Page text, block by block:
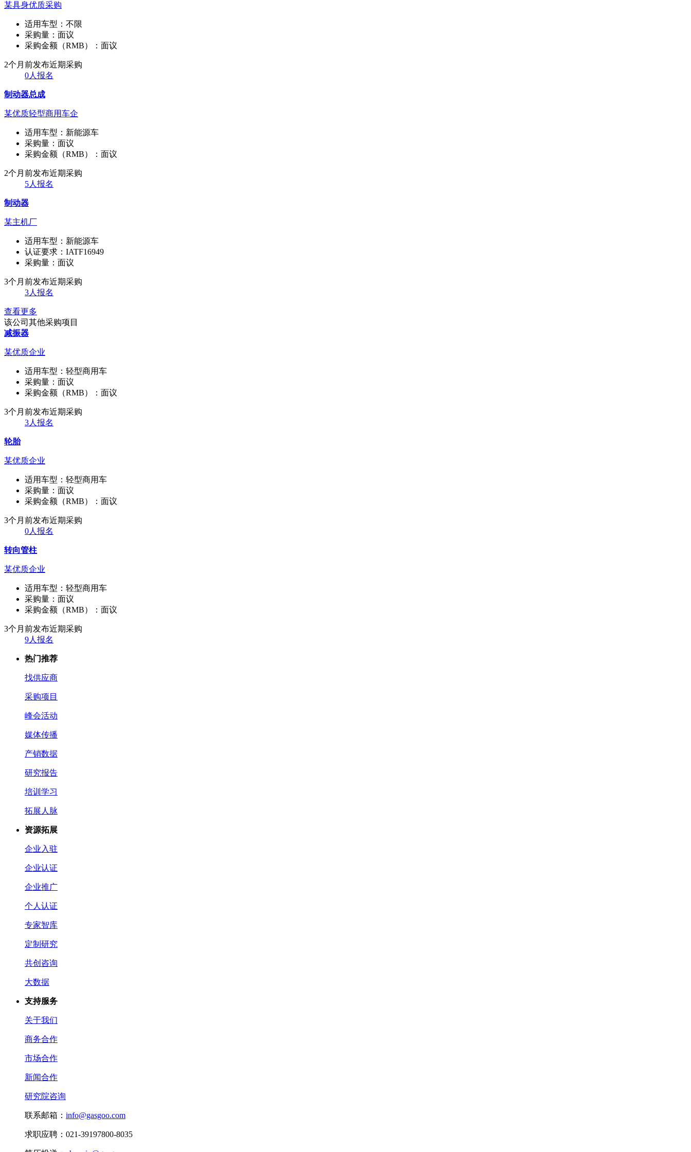
某具身优质采购
适用车型： 不限
采购量： 面议
采购金额（RMB）： 面议
2个月前发布近期采购
0人报名
制动器总成
某优质轻型商用车企
适用车型： 新能源车
采购量： 面议
采购金额（RMB）： 面议
2个月前发布近期采购
5人报名
制动器
某主机厂
适用车型： 新能源车
认证要求： IATF16949
采购量： 面议
3个月前发布近期采购
3人报名
查看更多
该公司其他采购项目
减振器
某优质企业
适用车型： 轻型商用车
采购量： 面议
采购金额（RMB）： 面议
3个月前发布近期采购
3人报名
轮胎
某优质企业
适用车型： 轻型商用车
采购量： 面议
采购金额（RMB）： 面议
3个月前发布近期采购
0人报名
转向管柱
某优质企业
适用车型： 轻型商用车
采购量： 面议
采购金额（RMB）： 面议
3个月前发布近期采购
9人报名
热门推荐
找供应商
采购项目
峰会活动
媒体传播
产销数据
研究报告
培训学习
拓展人脉
资源拓展
企业入驻
企业认证
企业推广
个人认证
专家智库
定制研究
共创咨询
大数据
支持服务
关于我们
商务合作
市场合作
新闻合作
研究院咨询
联系邮箱： info@gasgoo.com
求职应聘：021-39197800-8035